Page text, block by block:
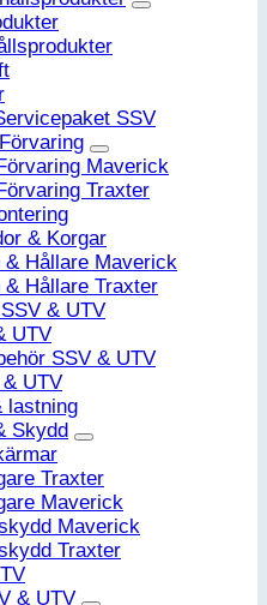
SSV
Maverick
Traxter
& Korgar
& Hållare Maverick
& Hållare Traxter
& UTV
UTV
SSV & UTV
UTV
lastning
Skydd
Traxter
Maverick
Maverick
Traxter
& UTV